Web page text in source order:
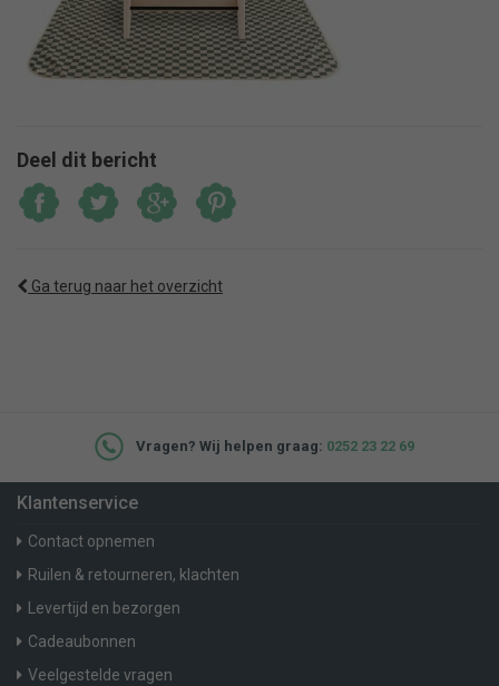
Deel dit bericht
Ga terug naar het overzicht
Vragen? Wij helpen graag: 0252 23 22 69
Klantenservice
Contact opnemen
Ruilen & retourneren, klachten
Levertijd en bezorgen
Cadeaubonnen
Veelgestelde vragen